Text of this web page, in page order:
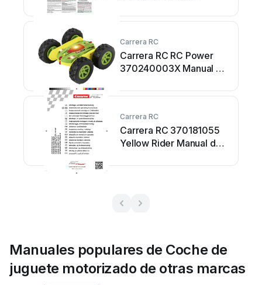
Carrera RC
Carrera RC RC Power
370240003X Manual de
Carrera RC
Carrera RC 370181055
Yellow Rider Manual de
Manuales populares de Coche de
juguete motorizado de otras marcas